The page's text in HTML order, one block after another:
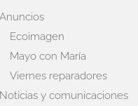
Anuncios
Ecoimagen
Mayo con María
Viernes reparadores
Noticias y comunicaciones